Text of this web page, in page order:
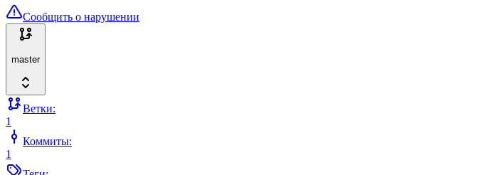
Сообщить о нарушении
master
Ветки:
1
Коммиты:
1